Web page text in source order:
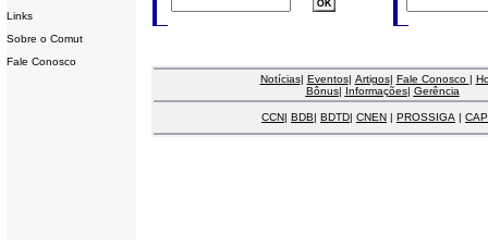
Links
Sobre o Comut
Fale Conosco
Notícias| Eventos| Artigos| Fale Conosco |
Bônus| Informações| Gerência
CCN| BDB| BDTD| CNEN | PROSSIGA |